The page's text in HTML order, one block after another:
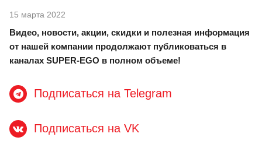
15 марта 2022
Видео, новости, акции, скидки и полезная информация
от нашей компании продолжают публиковаться в
каналах SUPER-EGO в полном объеме!
Подписаться на Telegram
Подписаться на VK